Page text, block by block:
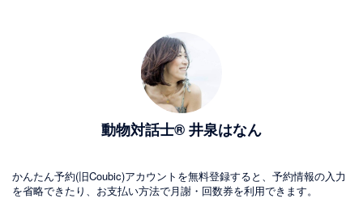
動物対話士® 井泉はなん
かんたん予約(旧Coubic)アカウントを無料登録すると、予約情報の入力
を省略できたり、お支払い方法で月謝・回数券を利用できます。